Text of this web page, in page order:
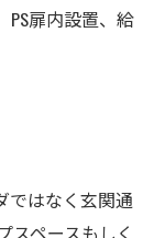
PS扉内設置、 給
ではなく玄関通
スペースもしく